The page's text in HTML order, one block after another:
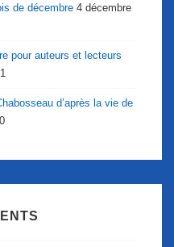
de décembre 4 décembre
pour auteurs et lecteurs
d’après la vie de